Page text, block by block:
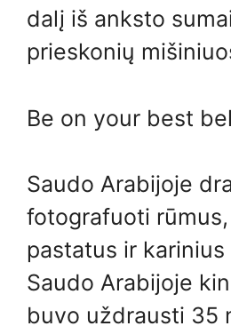
dalį iš anksto
prieskonių
Be on your best
Saudo Arabijoje
fotografuoti
pastatus ir
Saudo Arabijoje
buvo uždrausti 35